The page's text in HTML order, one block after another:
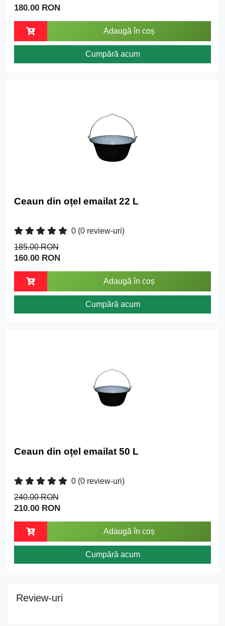
180.00 RON
Adaugă în coș
Cumpără acum
Ceaun din oțel emailat 22 L
0 (0 review-uri)
185.00 RON
160.00 RON
Adaugă în coș
Cumpără acum
Ceaun din oțel emailat 50 L
0 (0 review-uri)
240.00 RON
210.00 RON
Adaugă în coș
Cumpără acum
Review-uri